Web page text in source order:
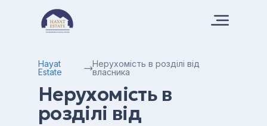
Hayat
Estate
Нерухомість в розділі від
власника
Нерухомість в
розділі від